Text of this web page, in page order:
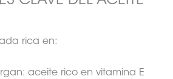
rica en:
aceite rico en vitamina E